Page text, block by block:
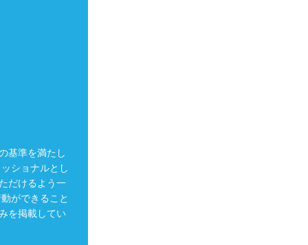
基準を満たし
ショナルとし
だけるよう一
ができること
を掲載してい